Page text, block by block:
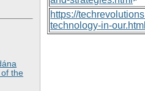
of the
https://
technology-in-